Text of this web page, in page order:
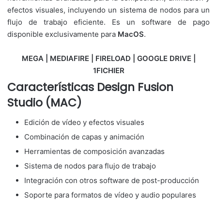
efectos visuales, incluyendo un sistema de nodos para un
flujo de trabajo eficiente. Es un software de pago
disponible exclusivamente para MacOS.
MEGA | MEDIAFIRE | FIRELOAD | GOOGLE DRIVE |
1FICHIER
Características Design Fusion
Studio (MAC)
Edición de vídeo y efectos visuales
Combinación de capas y animación
Herramientas de composición avanzadas
Sistema de nodos para flujo de trabajo
Integración con otros software de post-producción
Soporte para formatos de vídeo y audio populares